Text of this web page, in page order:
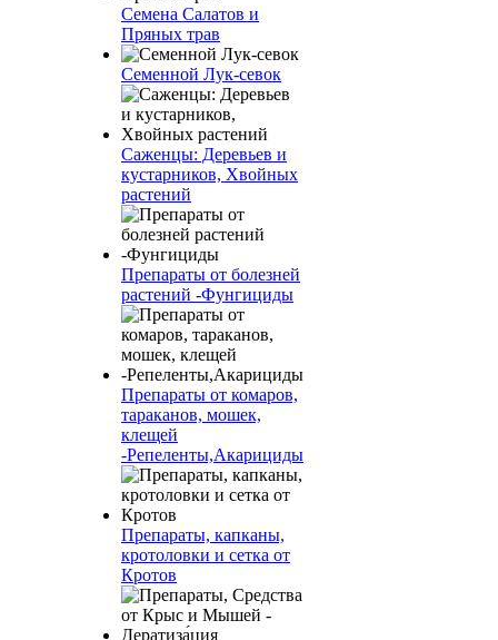
Семена Салатов и
Пряных трав
Семенной Лук-севок
Саженцы: Деревьев и
кустарников, Хвойных
растений
Препараты от болезней
растений -Фунгициды
Препараты от комаров,
тараканов, мошек,
клещей
-Репеленты,Акарициды
Препараты, капканы,
кротоловки и сетка от
Кротов